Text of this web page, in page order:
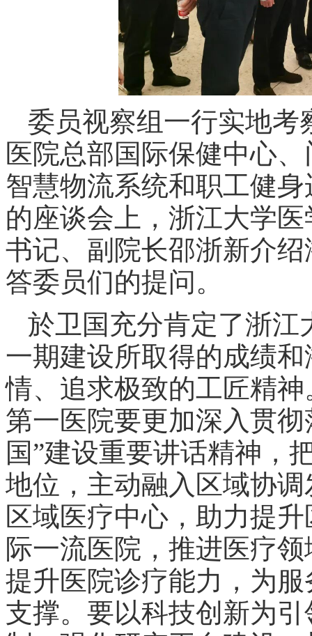
委员视察组一行实地考
医院总部国际保健中心
智慧物流系统和职工健
的座谈会上，浙江大学
书记、副院长邵浙新介
答委员们的提问。
於卫国充分肯定了浙江
一期建设所取得的成绩
情、追求极致的工匠精
第一医院要更加深入贯
国”建设重要讲话精神，
地位，主动融入区域协
区域医疗中心，助力提
际一流医院，推进医疗
提升医院诊疗能力，为
支撑。要以科技创新为